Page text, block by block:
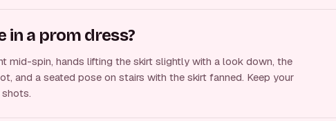
in a prom dress?
mid-spin, hands lifting the skirt slightly with a look down, the
and a seated pose on stairs with the skirt fanned. Keep your